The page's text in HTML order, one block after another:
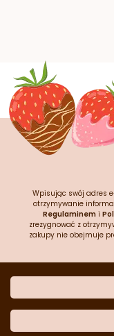
Wpisując swój adres
otrzymywanie
Regulaminem i
zrezygnować z
zakupy nie obejmuje